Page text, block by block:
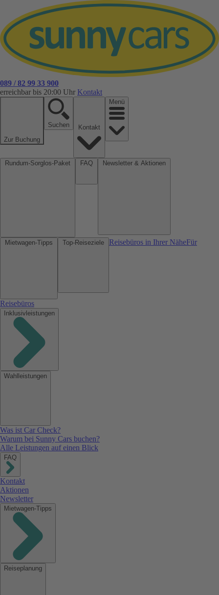
089 / 82 99 33 900
erreichbar bis 20:00 Uhr Kontakt
Zur Buchung
Suchen
Menü
Reisebüros in Ihrer NäheFür
Reisebüros
Inklusivleistungen
Wahlleistungen
Was ist Car Check?
Warum bei Sunny Cars buchen?
Alle Leistungen auf einen Blick
FAQ
Kontakt
Aktionen
Newsletter
Mietwagen-Tipps
Reiseplanung